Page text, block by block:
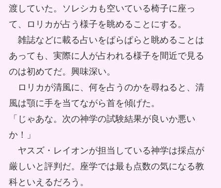
渡していた。ソレシカも空いている椅子に座っ
て、ロリカが占う様子を眺めることにする。
雑誌などに載る占いをぱらぱらと眺めることは
あっても、実際に人が占われる様子を間近で見る
のは初めてだ。興味深い。
ロリカが清風に、何を占うのかを尋ねると、清
風は顎に手を当てながら首を傾げた。
「じゃあな。次の神学の試験結果が良いか悪い
か！」
ヤスズ・レイオンが担当している神学は採点が
厳しいと評判だ。座学では最も点数の気になる教
科といえるだろう。